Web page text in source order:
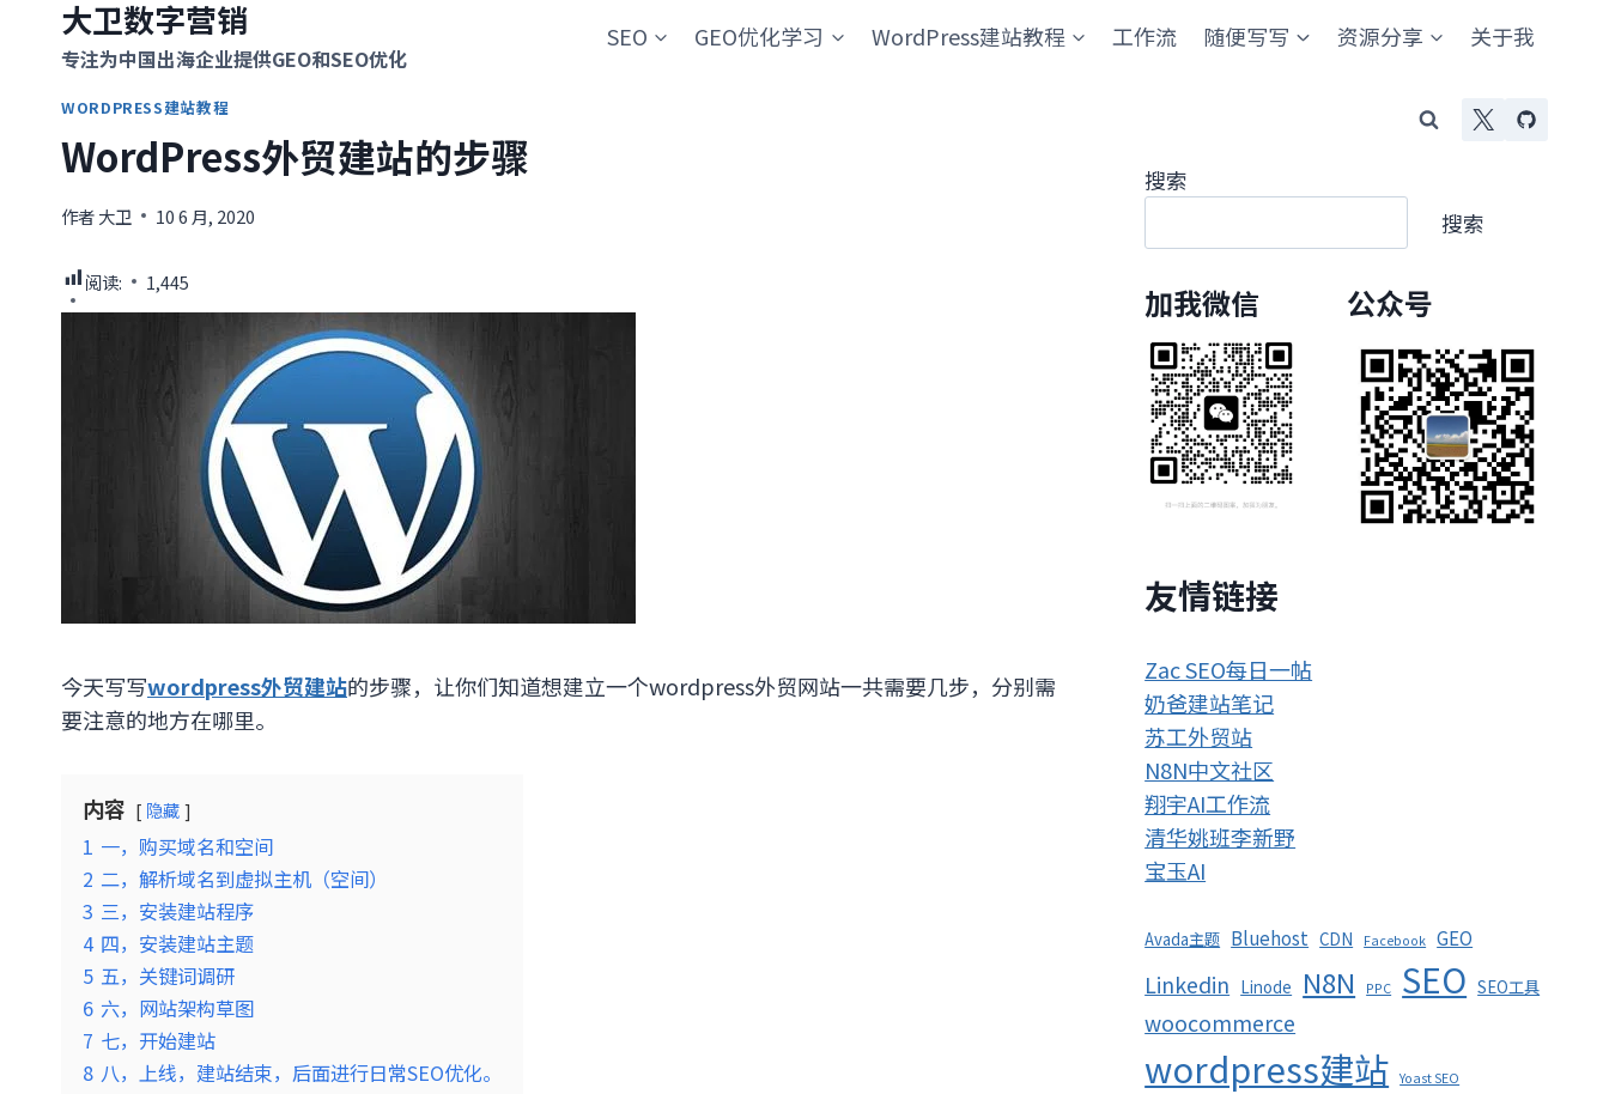
大卫数字营销
专注为中国出海企业提供GEO和SEO优化
SEO GEO优化学习 WordPress建站教程 工作流 随便写写 资源分享 关于我
WORDPRESS建站教程
WordPress外贸建站的步骤
作者大卫 10 6 月, 2020
阅读: 1,445
今天写写wordpress外贸建站的步骤，让你们知道想建立一个wordpress外贸网站一共需要几步，分别需
要注意的地方在哪里。
内容 隐藏
1 一，购买域名和空间
2 二，解析域名到虚拟主机（空间）
3 三，安装建站程序
4 四，安装建站主题
5 五，关键词调研
6 六，网站架构草图
7 七，开始建站
8 八，上线，建站结束，后面进行日常SEO优化。
搜索
搜索
加我微信 公众号
友情链接
Zac SEO每日一帖
奶爸建站笔记
苏工外贸站
N8N中文社区
翔宇AI工作流
清华姚班李新野
宝玉AI
Avada主题 Bluehost CDN Facebook GEO
Linkedin Linode N8N PPC SEO SEO工具
woocommerce
wordpress建站 Yoast SEO